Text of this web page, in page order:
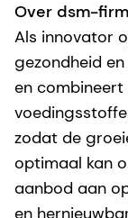
Over dsm-
Als innovator
gezondheid
en
zodat de
optimaal kan
aanbod aan